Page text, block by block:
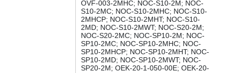
OVF-003-2MHC; NOC-S10-2M; NOC-
S10-2MC; NOC-S10-2MHC; NOC-S10-
2MHCP; NOC-S10-2MHT; NOC-S10-
2MD; NOC-S10-2MWT; NOC-S20-2M;
NOC-S20-2MC; NOC-SP10-2M; NOC-
SP10-2MC; NOC-SP10-2MHC; NOC-
SP10-2MHCP; NOC-SP10-2MHT; NOC-
SP10-2MD; NOC-SP10-2MWT; NOC-
SP20-2M; OEK-20-1-050-00E; OEK-20-